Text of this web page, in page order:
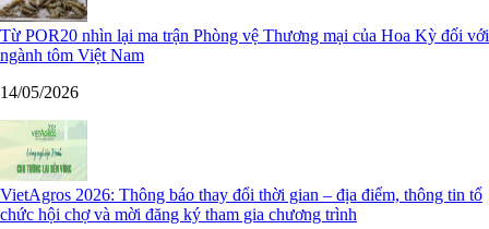
Từ POR20 nhìn lại ma trận Phòng vệ Thương mại của Hoa Kỳ đối với
ngành tôm Việt Nam
14/05/2026
VietAgros 2026: Thông báo thay đổi thời gian – địa điểm, thông tin tổ
chức hội chợ và mời đăng ký tham gia chương trình